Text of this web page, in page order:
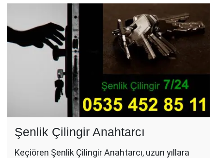
Şenlik Çilingir Anahtarcı
Keçiören Şenlik Çilingir Anahtarcı, uzun yıllara